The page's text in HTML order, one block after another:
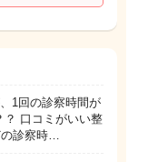
1回の診察時間が
？ 口コミがいい整
の診察時…